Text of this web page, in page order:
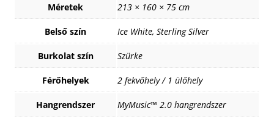
Méretek 213 × 160 × 75 cm
Belső szín Ice White, Sterling Silver
Burkolat szín Szürke
Férőhelyek 2 fekvőhely / 1 ülőhely
Hangrendszer MyMusic™ 2.0 hangrendszer